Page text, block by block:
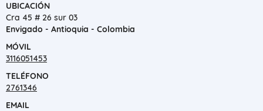
UBICACIÓN
Cra 45 # 26 sur 03
Envigado - Antioquia - Colombia
MÓVIL
3116051453
TELÉFONO
2761346
EMAIL